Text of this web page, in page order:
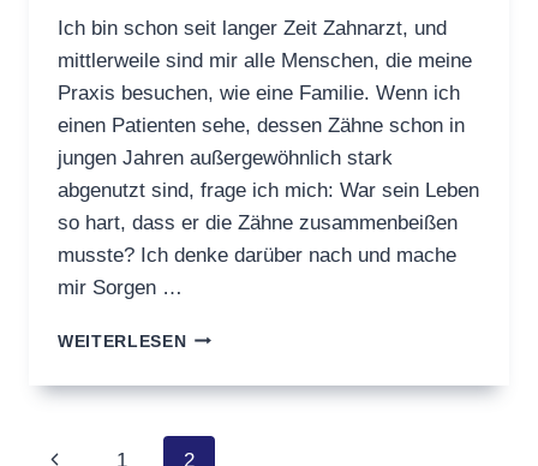
Ich bin schon seit langer Zeit Zahnarzt, und
mittlerweile sind mir alle Menschen, die meine
Praxis besuchen, wie eine Familie. Wenn ich
einen Patienten sehe, dessen Zähne schon in
jungen Jahren außergewöhnlich stark
abgenutzt sind, frage ich mich: War sein Leben
so hart, dass er die Zähne zusammenbeißen
musste? Ich denke darüber nach und mache
mir Sorgen …
WEITERLESENLÖSUNGEN
NACHBEHANDLUNG
KRONEN
Vorherige
1 2